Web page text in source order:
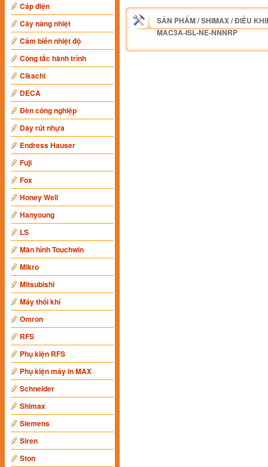
Cáp điện
Cây nâng nhiệt
Cảm biến nhiệt độ
Công tắc hành trình
Cikachi
DECA
Đèn công nghiệp
Dây rút nhựa
Endress Hauser
Fuji
Fox
Honey Well
Hanyoung
LS
Màn hình Touchwin
Mikro
Mitsubishi
Máy thổi khí
Omron
RFS
Phụ kiện RFS
Phụ kiện máy in MAX
Schneider
Shimax
Siemens
Siren
Ston
SẢN PHẨM/SHIMAX/ĐIỀU
MAC3A-ISL-NE-NNNRP